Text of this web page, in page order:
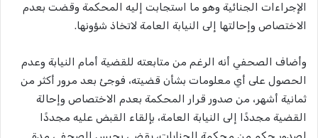
الإجراءات الجنائية وهو ما استجابت إليه المحكمة وقضت بعدم
الاختصاص وإحالتها إلى النيابة العامة لاتخاذ شؤونها.
وأضاف الصحفي أنه الرغم من متابعته للقضية أمام النيابة وعدم
الحصول على أي معلومات بشأن قضيته، فوجئ بعد مرور أكثر من
ثمانية أشهر، من صدور قرار المحكمة بعدم الاختصاص وإحالة
القضية مجددًا إلى النيابة العامة، بإلقاء القبض عليه مجددًا